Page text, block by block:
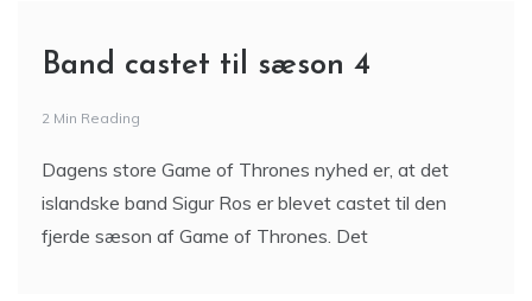
Band castet til sæson 4
2 Min Reading
Dagens store Game of Thrones nyhed er, at det
islandske band Sigur Ros er blevet castet til den
fjerde sæson af Game of Thrones. Det